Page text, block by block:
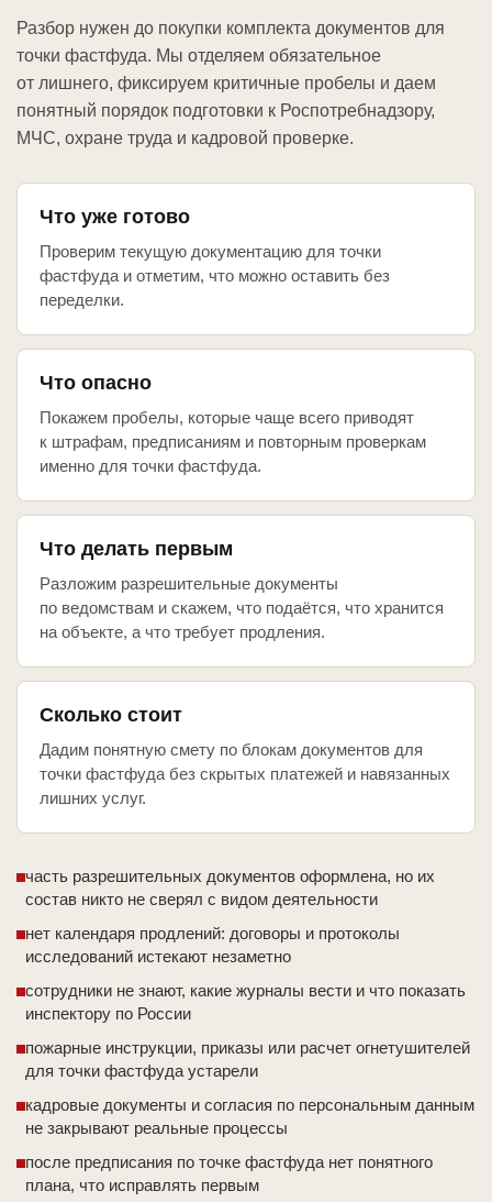
Разбор нужен до покупки комплекта документов для
точки фастфуда. Мы отделяем обязательное
от лишнего, фиксируем критичные пробелы и даем
понятный порядок подготовки к Роспотребнадзору,
МЧС, охране труда и кадровой проверке.
Что уже готово
Проверим текущую документацию для точки
фастфуда и отметим, что можно оставить без
переделки.
Что опасно
Покажем пробелы, которые чаще всего приводят
к штрафам, предписаниям и повторным проверкам
именно для точки фастфуда.
Что делать первым
Разложим разрешительные документы
по ведомствам и скажем, что подаётся, что хранится
на объекте, а что требует продления.
Сколько стоит
Дадим понятную смету по блокам документов для
точки фастфуда без скрытых платежей и навязанных
лишних услуг.
часть разрешительных документов оформлена, но их
состав никто не сверял с видом деятельности
нет календаря продлений: договоры и протоколы
исследований истекают незаметно
сотрудники не знают, какие журналы вести и что показать
инспектору по России
пожарные инструкции, приказы или расчет огнетушителей
для точки фастфуда устарели
кадровые документы и согласия по персональным данным
не закрывают реальные процессы
после предписания по точке фастфуда нет понятного
плана, что исправлять первым